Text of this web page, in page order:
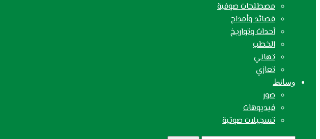
مصطلحات صوفية
قصائد وأمداح
أحداث وتواريخ
الخطب
تهاني
تعازي
وسائط
صور
فيديوهات
تسجيلات صوتية